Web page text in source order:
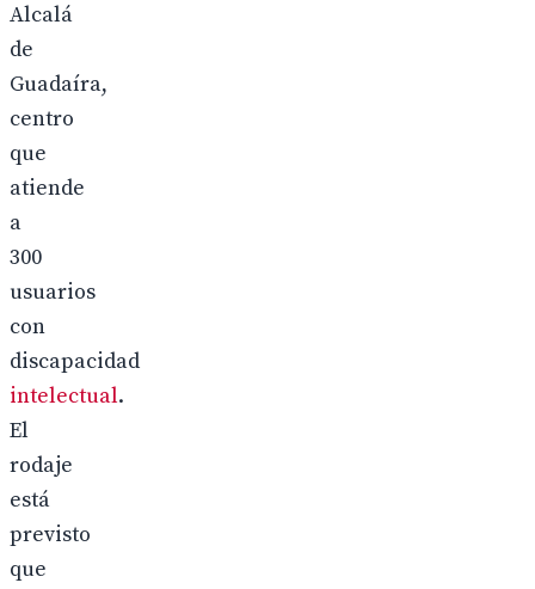
Alcalá
de
Guadaíra,
centro
que
atiende
a
300
usuarios
con
discapacidad
intelectual.
El
rodaje
está
previsto
que